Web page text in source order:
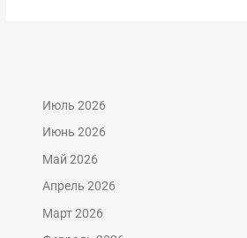
Июль 2026
Июнь 2026
Май 2026
Апрель 2026
Март 2026